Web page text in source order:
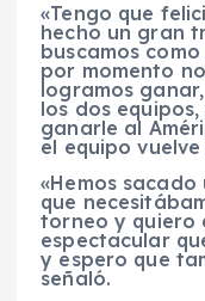
«Tengo que
hecho un gran
buscamos
por momento
logramos
los dos
ganarle al
el equipo
«Hemos
que
torneo y quiero
espectacular
y espero que
señaló.